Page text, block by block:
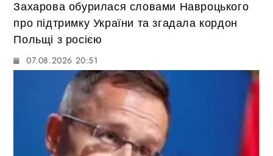
Захарова обурилася словами Навроцького
про підтримку України та згадала кордон
Польщі з росією
07.08.2026 20:51